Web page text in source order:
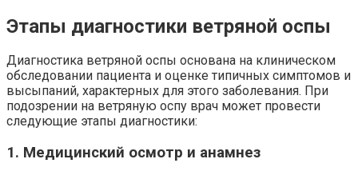
Этапы диагностики ветряной оспы
Диагностика ветряной оспы основана на клиническом
обследовании пациента и оценке типичных симптомов и
высыпаний, характерных для этого заболевания. При
подозрении на ветряную оспу врач может провести
следующие этапы диагностики:
1. Медицинский осмотр и анамнез